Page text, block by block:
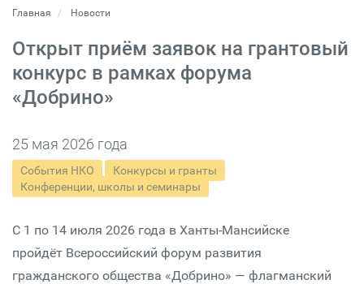
Главная Новости
Открыт приём заявок на грантовый
конкурс в рамках форума
«Добрино»
25 мая 2026 года
События НКО
Конкурсы и гранты
Конференции, школы и семинары
С 1 по 14 июля 2026 года в Ханты-Мансийске
пройдёт Всероссийский форум развития
гражданского общества «Добрино» — флагманский